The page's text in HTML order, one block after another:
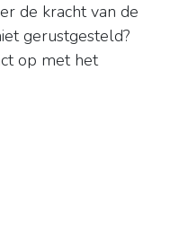
de kracht van de
gerustgesteld?
op met het